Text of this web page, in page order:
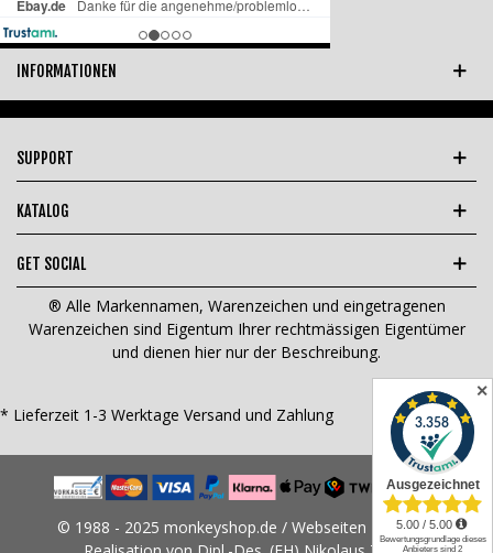
✕
INFORMATIONEN
SUPPORT
KATALOG
GET SOCIAL
® Alle Markennamen, Warenzeichen und eingetragenen
Warenzeichen sind Eigentum Ihrer rechtmässigen Eigentümer
und dienen hier nur der Beschreibung.
* Lieferzeit 1-3 Werktage Versand und Zahlung
© 1988 - 2025 monkeyshop.de / Webseiten Design &